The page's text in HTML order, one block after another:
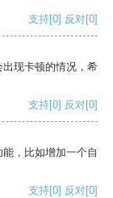
支持[0] 反对[0]
现卡顿的情况，希
支持[0] 反对[0]
，比如增加一个自
支持[0] 反对[0]